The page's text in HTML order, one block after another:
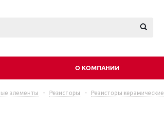
О КОМПАНИИ
элементы - Резисторы - Резисторы керамические